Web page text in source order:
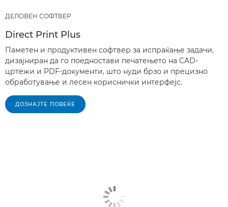
ДЕЛОВЕН СОФТВЕР
Direct Print Plus
Паметен и продуктивен софтвер за испраќање задачи,
дизајниран да го поедностави печатењето на CAD-
цртежи и PDF-документи, што нуди брзо и прецизно
обработување и лесен кориснички интерфејс.
ДОЗНАЈТЕ ПОВЕЌЕ